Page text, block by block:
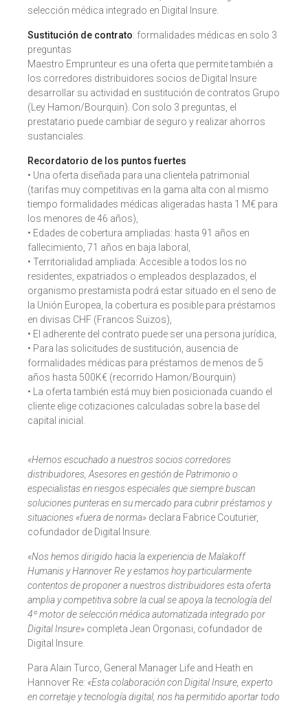
selección médica integrado en Digital Insure.
Sustitución de contrato: formalidades médicas en solo 3
preguntas
Maestro Emprunteur es una oferta que permite también a
los corredores distribuidores socios de Digital Insure
desarrollar su actividad en sustitución de contratos Grupo
(Ley Hamon/Bourquin). Con solo 3 preguntas, el
prestatario puede cambiar de seguro y realizar ahorros
sustanciales.
Recordatorio de los puntos fuertes
• Una oferta diseñada para una clientela patrimonial
(tarifas muy competitivas en la gama alta con al mismo
tiempo formalidades médicas aligeradas hasta 1 M€ para
los menores de 46 años),
• Edades de cobertura ampliadas: hasta 91 años en
fallecimiento, 71 años en baja laboral,
• Territorialidad ampliada: Accesible a todos los no
residentes, expatriados o empleados desplazados, el
organismo prestamista podrá estar situado en el seno de
la Unión Europea, la cobertura es posible para préstamos
en divisas CHF (Francos Suizos),
• El adherente del contrato puede ser una persona jurídica,
• Para las solicitudes de sustitución, ausencia de
formalidades médicas para préstamos de menos de 5
años hasta 500K€ (recorrido Hamon/Bourquin)
• La oferta también está muy bien posicionada cuando el
cliente elige cotizaciones calculadas sobre la base del
capital inicial.
«Hemos escuchado a nuestros socios corredores
distribuidores, Asesores en gestión de Patrimonio o
especialistas en riesgos especiales que siempre buscan
soluciones punteras en su mercado para cubrir préstamos y
situaciones «fuera de norma» declara Fabrice Couturier,
cofundador de Digital Insure.
«Nos hemos dirigido hacia la experiencia de Malakoff
Humanis y Hannover Re y estamos hoy particularmente
contentos de proponer a nuestros distribuidores esta oferta
amplia y competitiva sobre la cual se apoya la tecnología del
4º motor de selección médica automatizada integrado por
Digital Insure» completa Jean Orgonasi, cofundador de
Digital Insure.
Para Alain Turco, General Manager Life and Heath en
Hannover Re: «Esta colaboración con Digital Insure, experto
en corretaje y tecnología digital, nos ha permitido aportar todo